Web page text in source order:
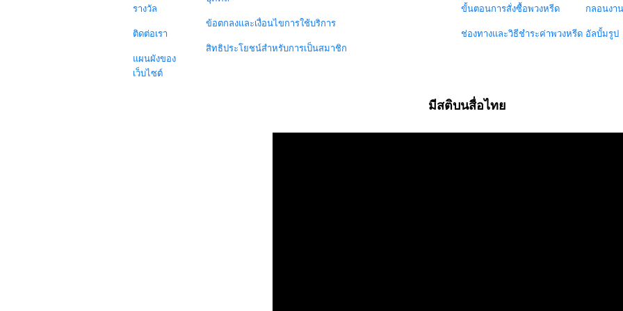
รางวัล
ติดต่อเรา
แผนผังของ
เว็บไซต์
ข้อตกลงและเงื่อนไขการใช้บริการ
สิทธิประโยชน์สำหรับการเป็นสมาชิก
ขั้นตอนการสั่งซื้อพวงหรีด
ช่องทางและวิธีชำระค่าพวงหรีด
กลอนงา
อัลบั้มรูป
มีสติบนสื่อไทย